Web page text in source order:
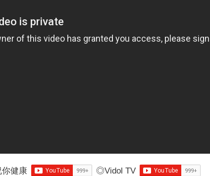
你健康 ◎Vidol TV